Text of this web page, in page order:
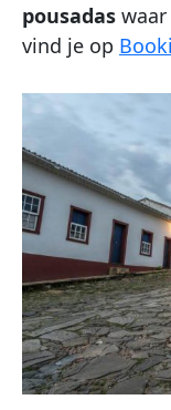
pousadas
vind je op